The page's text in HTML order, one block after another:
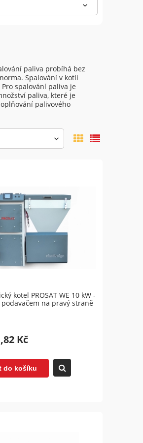
paliva probíhá bez
Spalování v kotli
spalování paliva je
paliva, které je
palivového
kotel PROSAT WE 10 kW -
podavačem na pravý straně
Kč
do košíku